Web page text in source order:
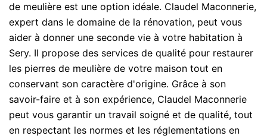
de meulière est une option idéale. Claudel Maconnerie,
expert dans le domaine de la rénovation, peut vous
aider à donner une seconde vie à votre habitation à
Sery. Il propose des services de qualité pour restaurer
les pierres de meulière de votre maison tout en
conservant son caractère d'origine. Grâce à son
savoir-faire et à son expérience, Claudel Maconnerie
peut vous garantir un travail soigné et de qualité, tout
en respectant les normes et les réglementations en